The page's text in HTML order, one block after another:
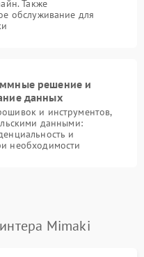
Также
обслуживание для
решение и
данных
и инструментов,
данными:
и
необходимости
Mimaki